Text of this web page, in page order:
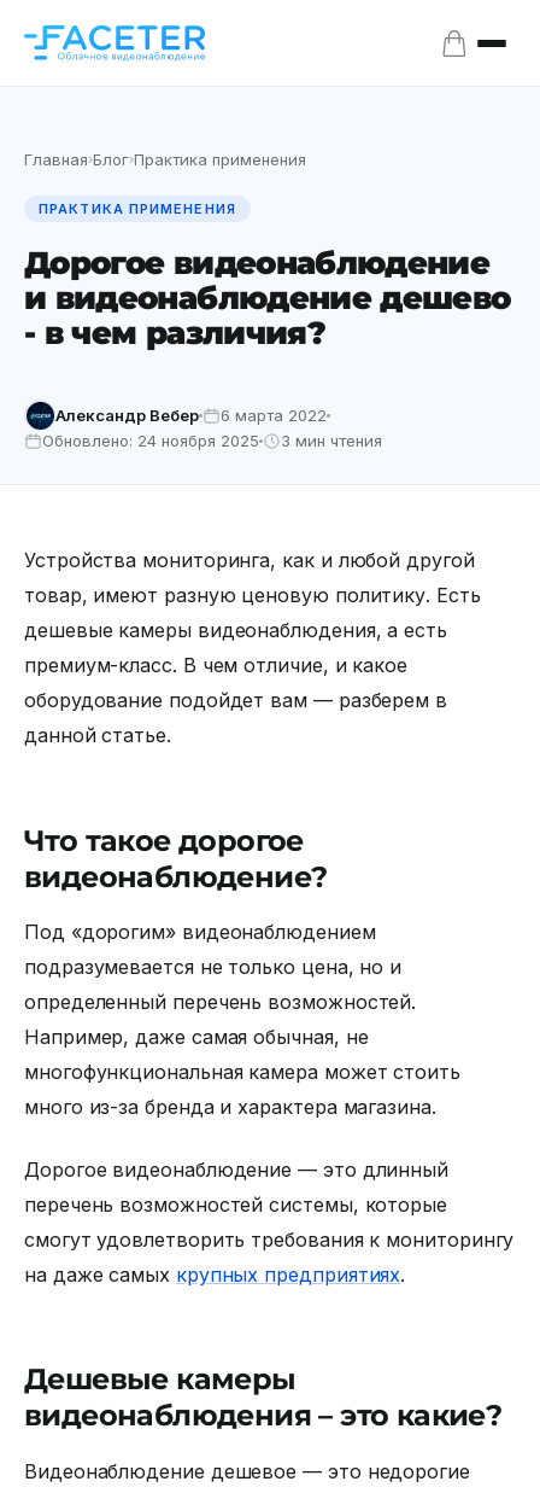
Главная›Блог›Практика применения
ПРАКТИКА ПРИМЕНЕНИЯ
Дорогое видеонаблюдение
и видеонаблюдение дешево
- в чем различия?
Александр Вебер
6 марта 2022
Обновлено: 24 ноября 2025
3 мин чтения
Устройства мониторинга, как и любой другой
товар, имеют разную ценовую политику. Есть
дешевые камеры видеонаблюдения, а есть
премиум-класс. В чем отличие, и какое
оборудование подойдет вам — разберем в
данной статье.
Что такое дорогое
видеонаблюдение?
Под «дорогим» видеонаблюдением
подразумевается не только цена, но и
определенный перечень возможностей.
Например, даже самая обычная, не
многофункциональная камера может стоить
много из-за бренда и характера магазина.
Дорогое видеонаблюдение — это длинный
перечень возможностей системы, которые
смогут удовлетворить требования к мониторингу
на даже самых крупных предприятиях.
Дешевые камеры
видеонаблюдения – это какие?
Видеонаблюдение дешевое — это недорогие